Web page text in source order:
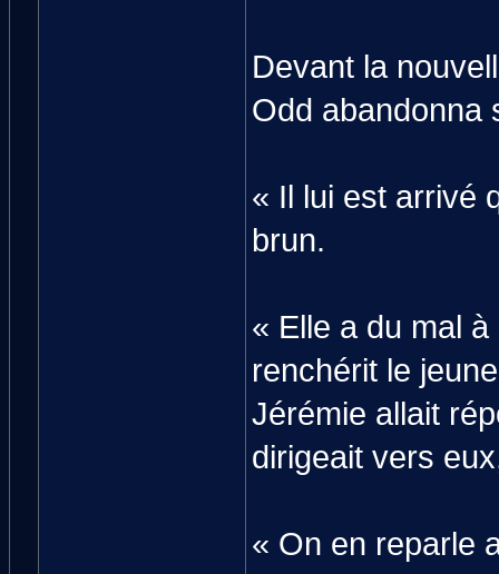
Devant la
Odd abandonna
« Il lui est arrivé
brun.
« Elle a du mal
renchérit le
Jérémie allait
dirigeait vers
« On en reparle